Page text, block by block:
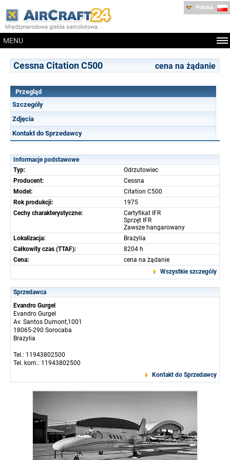
Międzynarodowa giełda samolotowa.
MENU
Polska
Cessna Citation C500 cena na żądanie
Przegląd
Szczególy
Zdjęcia
Kontakt do Sprzedawcy
Informacje podstawowe
Typ:
Odrzutowiec
Producent:
Cessna
Model:
Citation C500
Rok produkcji:
1975
Cechy charakterystyczne:
Certyfikat IFR
Sprzęt IFR
Zawsze hangarowany
Lokalizacja:
Brazylia
Całkowity czas (TTAF):
8204 h
Cena:
cena na żądanie
Wszystkie szczególy
Sprzedawca
Evandro Gurgel
Evandro Gurgel
Av. Santos Dumont,1001
18065-290 Sorocaba
Brazylia
Tel.: 11943802500
Tel. kom.: 11943802500
Kontakt do Sprzedawcy